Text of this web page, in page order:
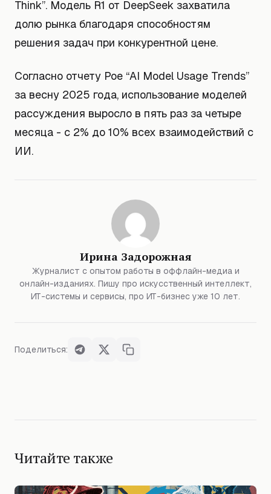
Think”. Модель R1 от DeepSeek захватила
долю рынка благодаря способностям
решения задач при конкурентной цене.
Согласно отчету Poe “AI Model Usage Trends”
за весну 2025 года, использование моделей
рассуждения выросло в пять раз за четыре
месяца - с 2% до 10% всех взаимодействий с
ИИ.
Ирина Задорожная
Журналист с опытом работы в оффлайн-медиа и
онлайн-изданиях. Пишу про искусственный интеллект,
ИТ-системы и сервисы, про ИТ-бизнес уже 10 лет.
Поделиться:
Читайте также